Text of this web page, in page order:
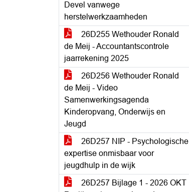
Devel vanwege
herstelwerkzaamheden
26D255 Wethouder Ronald
de Meij - Accountantscontrole
jaarrekening 2025
26D256 Wethouder Ronald
de Meij - Video
Samenwerkingsagenda
Kinderopvang, Onderwijs en
Jeugd
26D257 NIP - Psychologische
expertise onmisbaar voor
jeugdhulp in de wijk
26D257 Bijlage 1 - 2026 OKT